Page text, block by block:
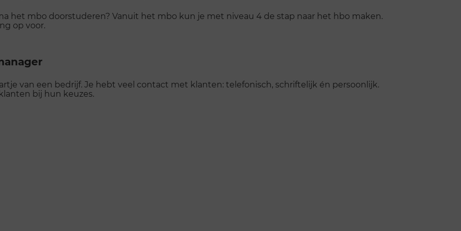
het mbo doorstuderen? Vanuit het mbo kun je met niveau 4 de stap naar het hbo maken.
op voor.
van een bedrijf. Je hebt veel contact met klanten: telefonisch, schriftelijk én persoonlijk.
bij hun keuzes.